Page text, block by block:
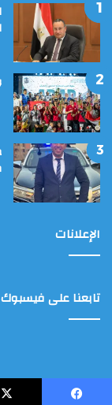
الإعلانات
تابعنا على فيسبوك